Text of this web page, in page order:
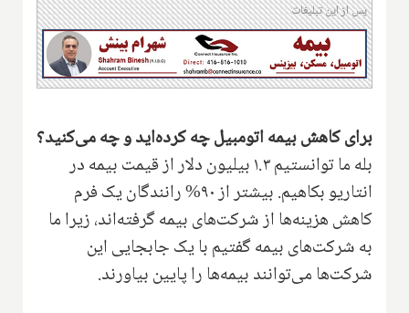
پس از این تبلیغات
برای کاهش بیمه اتومبیل چه کرده‌اید و چه می‌کنید؟
بله ما توانستیم ۱.۳ بیلیون دلار از قیمت بیمه در
انتاریو بکاهیم. بیشتر از ۹۰% رانندگان یک فرم
کاهش هزینه‌ها از شرکت‌های بیمه گرفته‌اند، زیرا ما
به شرکت‌های بیمه گفتیم با یک جابجایی این
شرکت‌ها می‌توانند بیمه‌ها را پایین بیاورند.